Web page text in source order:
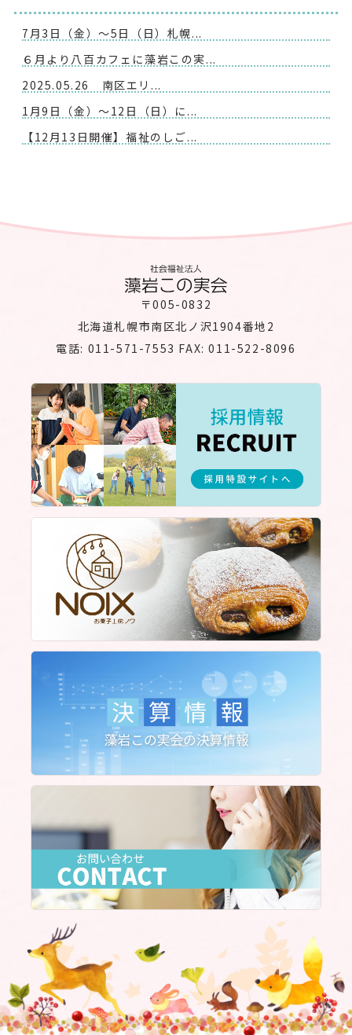
7月3日（金）～5日（日）札幌...
６月より八百カフェに藻岩この実...
2025.05.26 南区エリ...
1月9日（金）～12日（日）に...
【12月13日開催】福祉のしご...
〒005-0832
北海道札幌市南区北ノ沢1904番地2
電話: 011-571-7553 FAX: 011-522-8096